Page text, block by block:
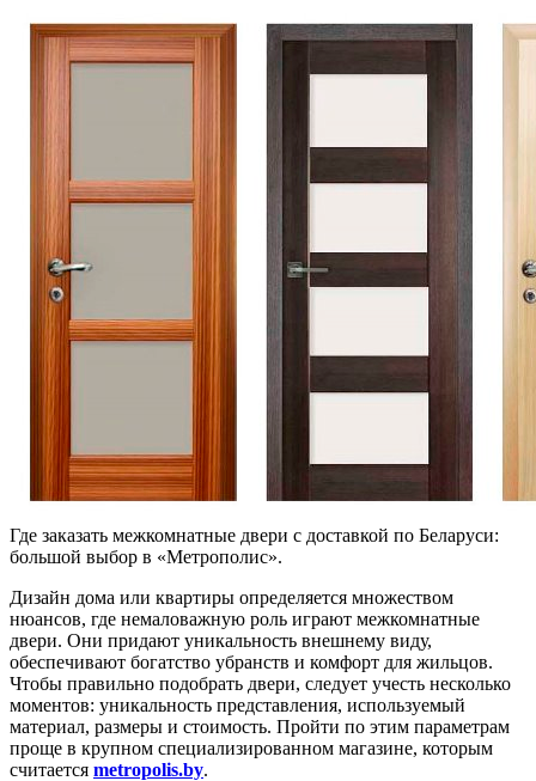
Где заказать межкомнатные двери с доставкой по Беларуси:
большой выбор в «Метрополис».
Дизайн дома или квартиры определяется множеством
нюансов, где немаловажную роль играют межкомнатные
двери. Они придают уникальность внешнему виду,
обеспечивают богатство убранств и комфорт для жильцов.
Чтобы правильно подобрать двери, следует учесть несколько
моментов: уникальность представления, используемый
материал, размеры и стоимость. Пройти по этим параметрам
проще в крупном специализированном магазине, которым
считается metropolis.by.